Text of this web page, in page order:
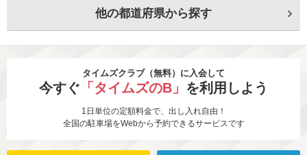
他の都道府県から探す
タイムズクラブ（無料）に入会して
今すぐ 「タイムズのB」 を利用しよう
1日単位の定額料金で、出し入れ自由！
全国の駐車場をWebから予約できるサービスです